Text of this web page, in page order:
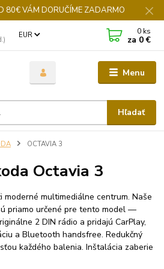
80€ VÁM DORUČÍME ZADARMO
Menu
EUR
Hľadať
0 ks
za 0 €
OCTAVIA 3
Octavia 3
moderné multimediálne centrum. Naše
priamo určené pre tento model —
2 DIN rádio a pridajú CarPlay,
a Bluetooth handsfree. Redukčný
každého balenia. Inštalácia zaberie